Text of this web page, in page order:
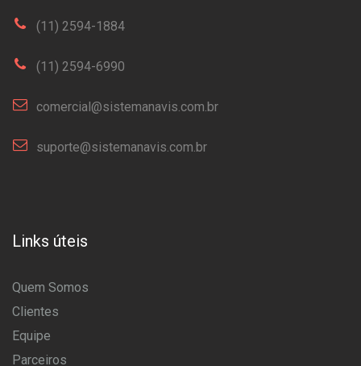
(11) 2594-1884
(11) 2594-6990
comercial@sistemanavis.com.br
suporte@sistemanavis.com.br
Links úteis
Quem Somos
Clientes
Equipe
Parceiros